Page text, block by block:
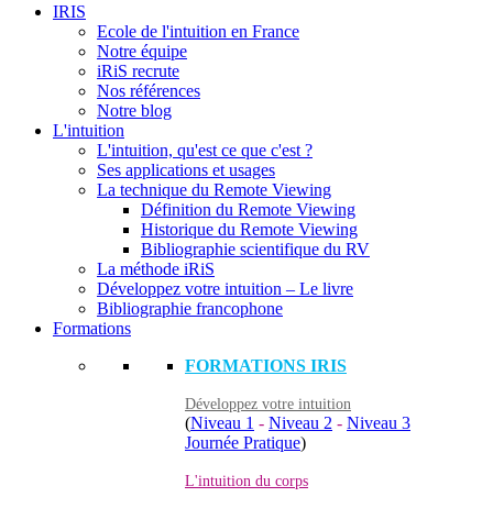
IRIS
Ecole de l'intuition en France
Notre équipe
iRiS recrute
Nos références
Notre blog
L'intuition
L'intuition, qu'est ce que c'est ?
Ses applications et usages
La technique du Remote Viewing
Définition du Remote Viewing
Historique du Remote Viewing
Bibliographie scientifique du RV
La méthode iRiS
Développez votre intuition – Le livre
Bibliographie francophone
Formations
FORMATIONS IRIS
Développez votre intuition
(Niveau 1 - Niveau 2 - Niveau 3
Journée Pratique)
L'intuition du corps